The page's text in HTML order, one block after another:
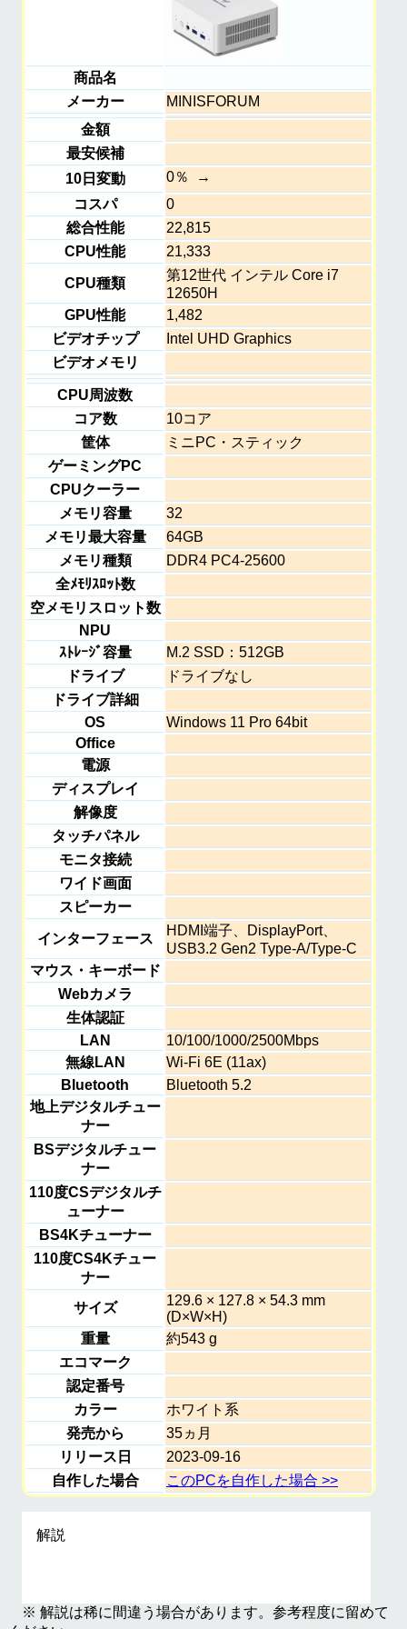
商品名
メーカー
MINISFORUM
金額
最安候補
10日変動
0％
コスパ
0
総合性能
22,815
CPU性能
21,333
CPU種類
第12世代 インテル Core i7
12650H
GPU性能
1,482
ビデオチップ
Intel UHD Graphics
ビデオメモリ
CPU周波数
コア数
10コア
筐体
ミニPC・スティック
ゲーミングPC
CPUクーラー
メモリ容量
32
メモリ最大容量
64GB
メモリ種類
DDR4 PC4-25600
全ﾒﾓﾘｽﾛｯﾄ数
空メモリスロット数
NPU
ｽﾄﾚｰｼﾞ容量
M.2 SSD：512GB
ドライブ
ドライブなし
ドライブ詳細
OS
Windows 11 Pro 64bit
Office
電源
ディスプレイ
解像度
タッチパネル
モニタ接続
ワイド画面
スピーカー
インターフェース
HDMI端子、DisplayPort、
USB3.2 Gen2 Type-A/Type-C
マウス・キーボード
Webカメラ
生体認証
LAN
10/100/1000/2500Mbps
無線LAN
Wi-Fi 6E (11ax)
Bluetooth
Bluetooth 5.2
地上デジタルチュー
ナー
BSデジタルチュー
ナー
110度CSデジタルチ
ューナー
BS4Kチューナー
110度CS4Kチュー
ナー
サイズ
129.6 × 127.8 × 54.3 mm
(D×W×H)
重量
約543 g
エコマーク
認定番号
カラー
ホワイト系
発売から
35ヵ月
リリース日
2023-09-16
自作した場合
このPCを自作した場合 >>
解説
※ 解説は稀に間違う場合があります。参考程度に留めて